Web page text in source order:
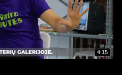
4:15